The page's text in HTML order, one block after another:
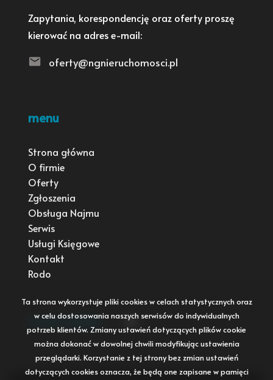
Zapytania, korespondencję oraz oferty proszę
kierować na adres e-mail:
oferty@ngnieruchomosci.pl
menu
Strona główna
O firmie
Oferty
Zgłoszenia
Obsługa Najmu
Serwis
Usługi Księgowe
Kontakt
Rodo
social media Facebook
Ta strona wykorzystuje pliki cookies w celach statystycznych oraz
w celu dostosowania naszych serwisów do indywidualnych
potrzeb klientów. Zmiany ustawień dotyczących plików cookie
można dokonać w dowolnej chwili modyfikując ustawienia
przeglądarki. Korzystanie z tej strony bez zmian ustawień
dotyczących cookies oznacza, że będą one zapisane w pamięci